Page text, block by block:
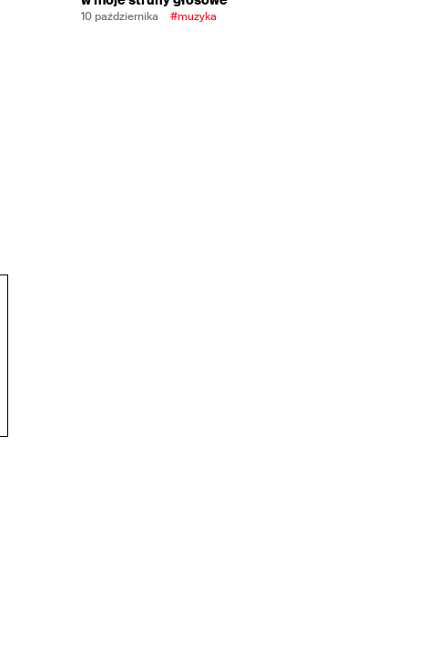
10 października #muzyka